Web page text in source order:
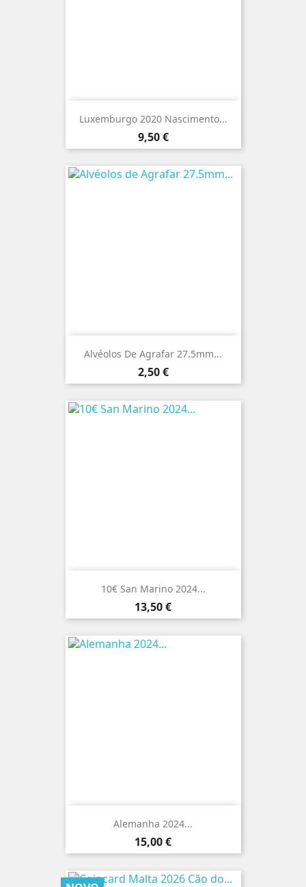
Luxemburgo 2020 Nascimento...
Preço
9,50 €
Alvéolos De Agrafar 27.5mm...
Preço
2,50 €
10€ San Marino 2024...
Preço
13,50 €
Alemanha 2024...
Preço
15,00 €